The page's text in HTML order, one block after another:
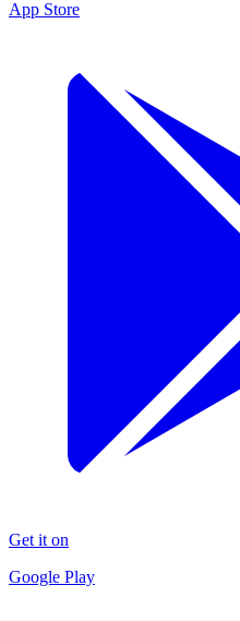
App Store
Get it on
Google Play